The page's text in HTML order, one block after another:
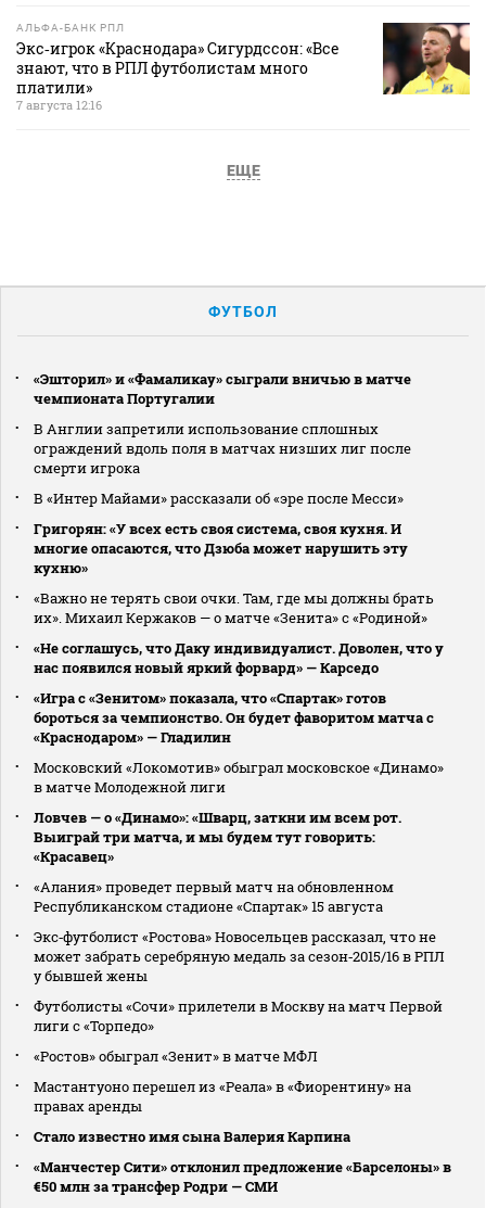
АЛЬФА-БАНК РПЛ
Экс‑игрок «Краснодара» Сигурдссон: «Все
знают, что в РПЛ футболистам много
платили»
7 августа 12:16
ЕЩЕ
ФУТБОЛ
«Эшторил» и «Фамаликау» сыграли вничью в матче
чемпионата Португалии
В Англии запретили использование сплошных
ограждений вдоль поля в матчах низших лиг после
смерти игрока
В «Интер Майами» рассказали об «эре после Месси»
Григорян: «У всех есть своя система, своя кухня. И
многие опасаются, что Дзюба может нарушить эту
кухню»
«Важно не терять свои очки. Там, где мы должны брать
их». Михаил Кержаков — о матче «Зенита» с «Родиной»
«Не соглашусь, что Даку индивидуалист. Доволен, что у
нас появился новый яркий форвард» — Карседо
«Игра с «Зенитом» показала, что «Спартак» готов
бороться за чемпионство. Он будет фаворитом матча с
«Краснодаром» — Гладилин
Московский «Локомотив» обыграл московское «Динамо»
в матче Молодежной лиги
Ловчев — о «Динамо»: «Шварц, заткни им всем рот.
Выиграй три матча, и мы будем тут говорить:
«Красавец»
«Алания» проведет первый матч на обновленном
Республиканском стадионе «Спартак» 15 августа
Экс‑футболист «Ростова» Новосельцев рассказал, что не
может забрать серебряную медаль за сезон‑2015/16 в РПЛ
у бывшей жены
Футболисты «Сочи» прилетели в Москву на матч Первой
лиги с «Торпедо»
«Ростов» обыграл «Зенит» в матче МФЛ
Мастантуоно перешел из «Реала» в «Фиорентину» на
правах аренды
Стало известно имя сына Валерия Карпина
«Манчестер Сити» отклонил предложение «Барселоны» в
€50 млн за трансфер Родри — СМИ